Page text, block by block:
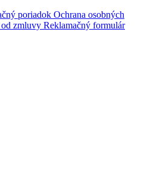
poriadok Ochrana osobných
od zmluvy Reklamačný formulár